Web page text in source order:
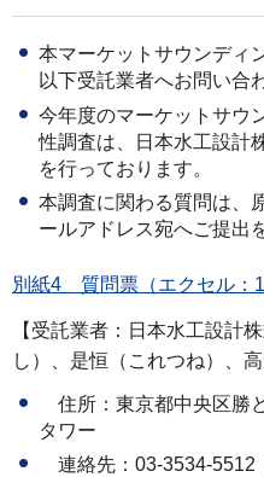
本マーケットサウンディ
以下受託業者へお問い合
今年度のマーケットサウ
性調査は、日本水工設計
を行っております。
本調査に関わる質問は、
ールアドレス宛へご提出
別紙4 質問票（エクセル：
【受託業者：日本水工設計
し）、是恒（これつね）、高
住所：東京都中央区勝
タワー
連絡先：03-3534-5512